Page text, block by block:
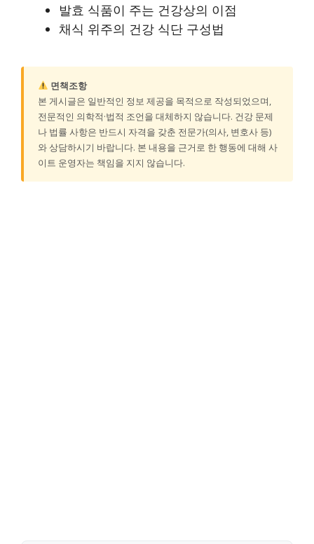
발효 식품이 주는 건강상의 이점
채식 위주의 건강 식단 구성법
면책조항
본 게시글은 일반적인 정보 제공을 목적으로 작성되었으며,
전문적인 의학적·법적 조언을 대체하지 않습니다. 건강 문제
나 법률 사항은 반드시 자격을 갖춘 전문가(의사, 변호사 등)
와 상담하시기 바랍니다. 본 내용을 근거로 한 행동에 대해 사
이트 운영자는 책임을 지지 않습니다.